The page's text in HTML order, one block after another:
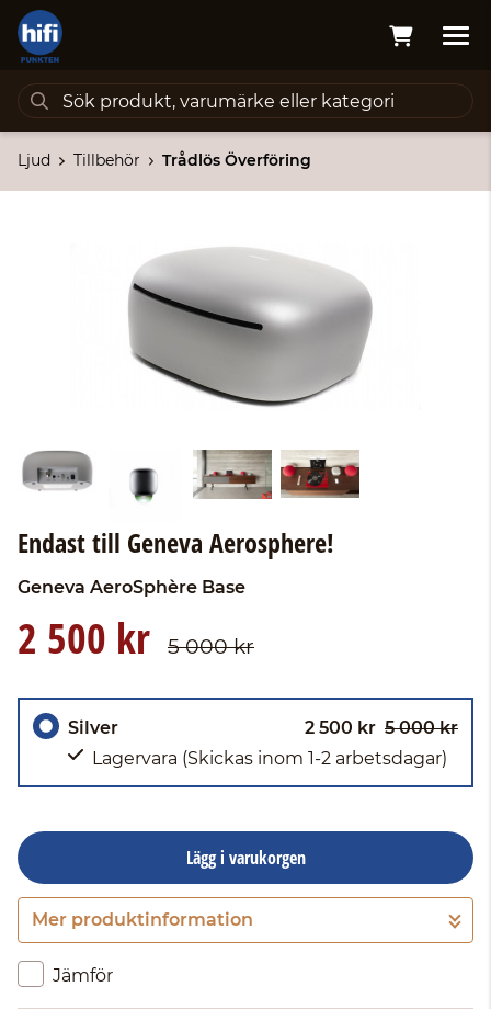
Ljud Tillbehör Trådlös Överföring
Endast till Geneva Aerosphere!
Geneva AeroSphère Base
2 500 kr 5 000 kr
Silver 2 500 kr 5 000 kr
Lagervara (Skickas inom 1-2 arbetsdagar)
Lägg i varukorgen
Gå till kassan
Mer produktinformation
Jämför